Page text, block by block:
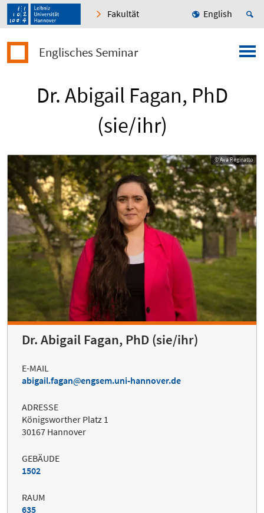
Fakultät English
Englisches Seminar
Dr. Abigail Fagan, PhD
(sie/ihr)
© Ava Reginatto
Dr. Abigail Fagan, PhD (sie/ihr)
E-MAIL
abigail.fagan
engsem.uni-hannover.de
ADRESSE
Königsworther Platz 1
30167 Hannover
GEBÄUDE
1502
RAUM
635